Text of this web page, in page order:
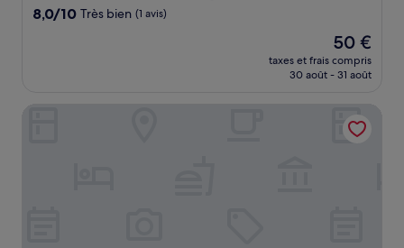
8.0
8,0/10 Très bien (1 avis)
Le
nouveau
prix
de
50 €
50 €
taxes et frais compris
30 août - 31 août